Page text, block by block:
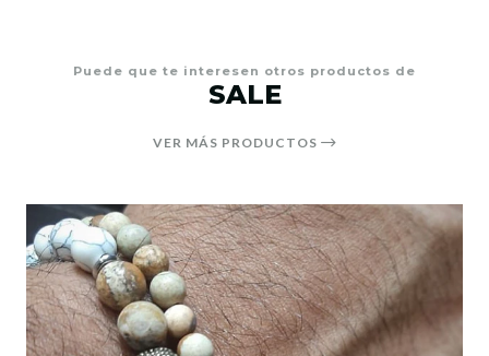
Puede que te interesen otros productos de
SALE
VER MÁS PRODUCTOS